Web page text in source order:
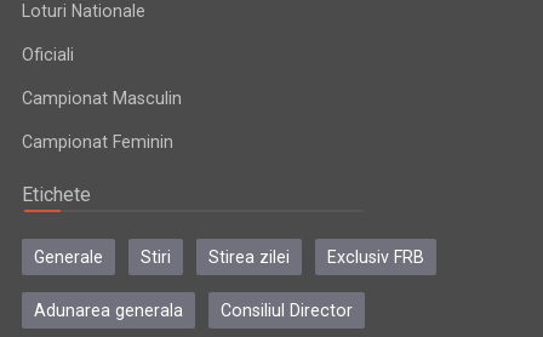
Loturi Nationale
Oficiali
Campionat Masculin
Campionat Feminin
Etichete
Generale Stiri Stirea zilei Exclusiv FRB
Adunarea generala Consiliul Director